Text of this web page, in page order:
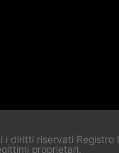
riservati Registro
proprietari.